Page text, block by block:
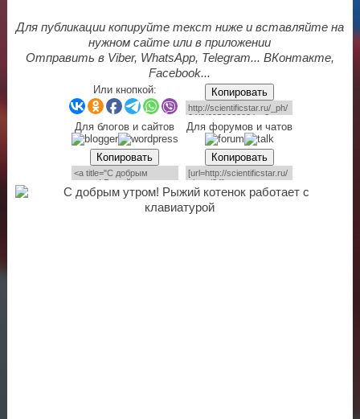
Для публикации копируйте текст ниже и вставляйте на
нужном сайте или в приложении
Отправить в Viber, WhatsApp, Telegram... ВКонтакте,
Facebook...
Или кнопкой: Копировать
Для блогов и сайтов Для форумов и чатов
Копировать Копировать